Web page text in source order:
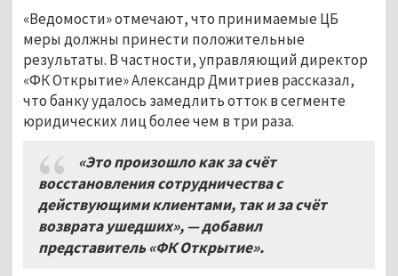
«Ведомости» отмечают, что принимаемые ЦБ
меры должны принести положительные
результаты. В частности, управляющий директор
«ФК Открытие» Александр Дмитриев рассказал,
что банку удалось замедлить отток в сегменте
юридических лиц более чем в три раза.
«Это произошло как за счёт
восстановления сотрудничества с
действующими клиентами, так и за счёт
возврата ушедших», — добавил
представитель «ФК Открытие».